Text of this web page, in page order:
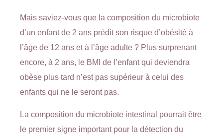
Mais saviez-vous que la composition du microbiote
d’un enfant de 2 ans prédit son risque d’obésité à
l’âge de 12 ans et à l’âge adulte ? Plus surprenant
encore, à 2 ans, le BMI de l’enfant qui deviendra
obèse plus tard n’est pas supérieur à celui des
enfants qui ne le seront pas.
La composition du microbiote intestinal pourrait être
le premier signe important pour la détection du